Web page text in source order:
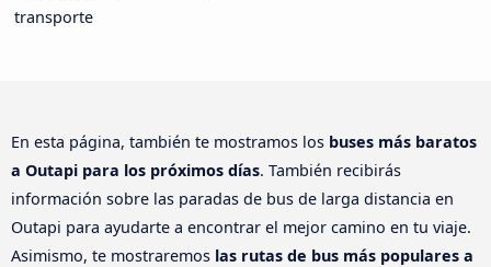
transporte
En esta página, también te mostramos los buses más baratos
a Outapi para los próximos días. También recibirás
información sobre las paradas de bus de larga distancia en
Outapi para ayudarte a encontrar el mejor camino en tu viaje.
Asimismo, te mostraremos las rutas de bus más populares a